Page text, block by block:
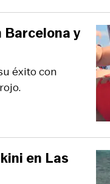
éxito con
Barcelona y
en Las